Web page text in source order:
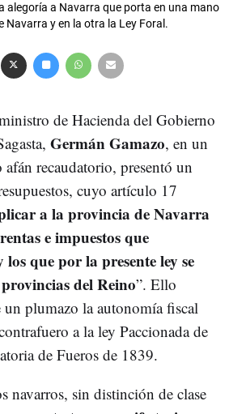
alegoría a Navarra que porta en una mano
Navarra y en la otra la Ley Foral.
de Hacienda del Gobierno
Germán Gamazo, en un
afán recaudatorio, presentó un
cuyo artículo 17
a la provincia de Navarra
e impuestos que
que por la presente ley se
del Reino”. Ello
plumazo la autonomía fiscal
a la ley Paccionada de
de Fueros de 1839.
navarros, sin distinción de clase